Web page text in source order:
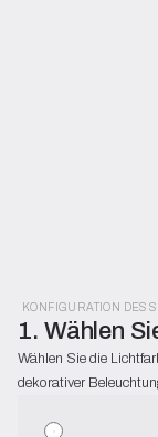
KONFIGURATION DES
1. Wählen
Wählen Sie die
dekorativer